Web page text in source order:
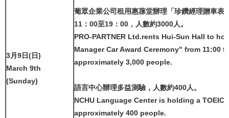
3月9日(日)
March 9th
(Sunday)
葡眾企業公司租用惠蓀堂辦理「珍鑽經理贈車表
11：00至19：00，人數約3000人。
PRO-PARTNER Ltd.rents Hui-Sun Hall to
Manager Car Award Ceremony" from 11:00
approximately 3,000 people.
語言中心辦理多益測驗，人數約400人。
NCHU Language Center is holding a TOEIC
approximately 400 people.